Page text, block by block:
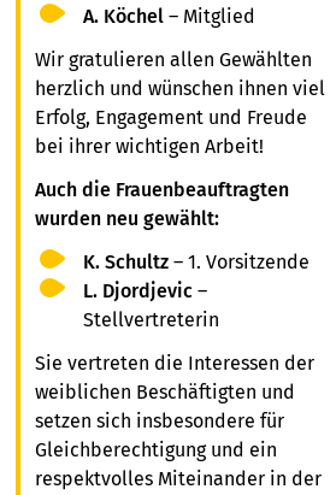
A. Köchel – Mitglied
Wir gratulieren allen Gewählten
herzlich und wünschen ihnen viel
Erfolg, Engagement und Freude
bei ihrer wichtigen Arbeit!
Auch die Frauenbeauftragten
wurden neu gewählt:
K. Schultz – 1. Vorsitzende
L. Djordjevic –
Stellvertreterin
Sie vertreten die Interessen der
weiblichen Beschäftigten und
setzen sich insbesondere für
Gleichberechtigung und ein
respektvolles Miteinander in der